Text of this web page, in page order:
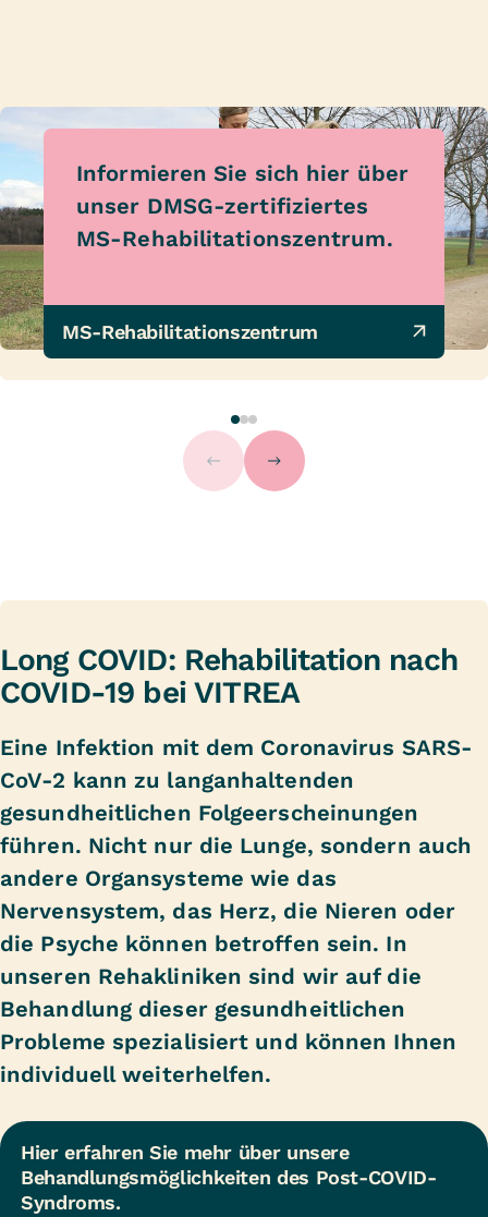
Informieren Sie sich hier über
unser DMSG-zertifiziertes
MS-Rehabilitationszentrum.
MS-Rehabilitationszentrum
Long COVID: Rehabilitation nach
COVID-19 bei VITREA
Eine Infektion mit dem Coronavirus SARS-
CoV-2 kann zu langanhaltenden
gesundheitlichen Folgeerscheinungen
führen. Nicht nur die Lunge, sondern auch
andere Organsysteme wie das
Nervensystem, das Herz, die Nieren oder
die Psyche können betroffen sein. In
unseren Rehakliniken sind wir auf die
Behandlung dieser gesundheitlichen
Probleme spezialisiert und können Ihnen
individuell weiterhelfen.
Hier erfahren Sie mehr über unsere
Behandlungsmöglichkeiten des Post-COVID-
Syndroms.